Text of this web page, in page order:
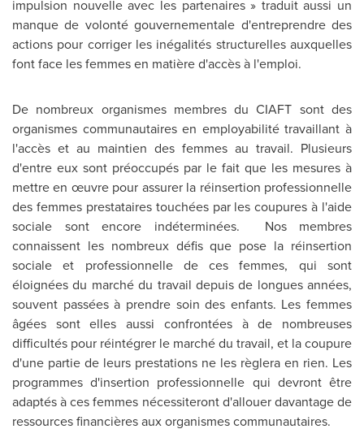
impulsion nouvelle avec les partenaires » traduit aussi un
manque de volonté gouvernementale d'entreprendre des
actions pour corriger les inégalités structurelles auxquelles
font face les femmes en matière d'accès à l'emploi.
De nombreux organismes membres du CIAFT sont des
organismes communautaires en employabilité travaillant à
l'accès et au maintien des femmes au travail. Plusieurs
d'entre eux sont préoccupés par le fait que les mesures à
mettre en œuvre pour assurer la réinsertion professionnelle
des femmes prestataires touchées par les coupures à l'aide
sociale sont encore indéterminées. Nos membres
connaissent les nombreux défis que pose la réinsertion
sociale et professionnelle de ces femmes, qui sont
éloignées du marché du travail depuis de longues années,
souvent passées à prendre soin des enfants. Les femmes
âgées sont elles aussi confrontées à de nombreuses
difficultés pour réintégrer le marché du travail, et la coupure
d'une partie de leurs prestations ne les règlera en rien. Les
programmes d'insertion professionnelle qui devront être
adaptés à ces femmes nécessiteront d'allouer davantage de
ressources financières aux organismes communautaires.